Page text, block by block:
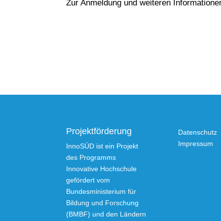
Zur Anmeldung und weiteren
Projektförderung
InnoSÜD ist ein Projekt
des Programms
Innovative Hochschule
gefördert vom
Bundesministerium für
Bildung und Forschung
(BMBF) und den Ländern
Datenschutz
Impressum